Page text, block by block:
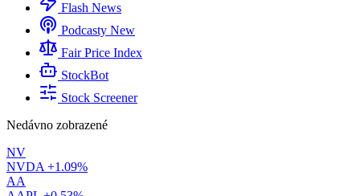
Flash News
Podcasty New
Fair Price Index
StockBot
Stock Screener
Nedávno zobrazené
NV
NVDA +1.09%
AA